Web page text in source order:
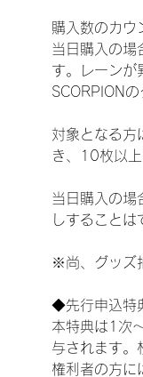
購入数のカウ
当日購入の場
す。レーンが
SCORPION
対象となる方
き、10枚以
当日購入の場
しすることは
※尚、グッズ
◆先行申込特
本特典は1次
与されます。
権利者の方に